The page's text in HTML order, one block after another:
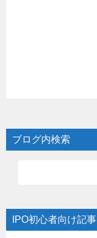
ブログ内検索
IPO初心者向け記事